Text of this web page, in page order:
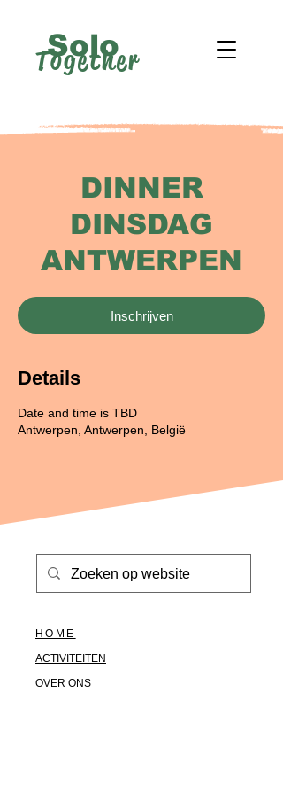
Together
Solo
DINNER
DINSDAG
ANTWERPEN
Inschrijven
Details
Date and time is TBD
Antwerpen, Antwerpen, België
HOME
ACTIVITEITEN
OVER ONS